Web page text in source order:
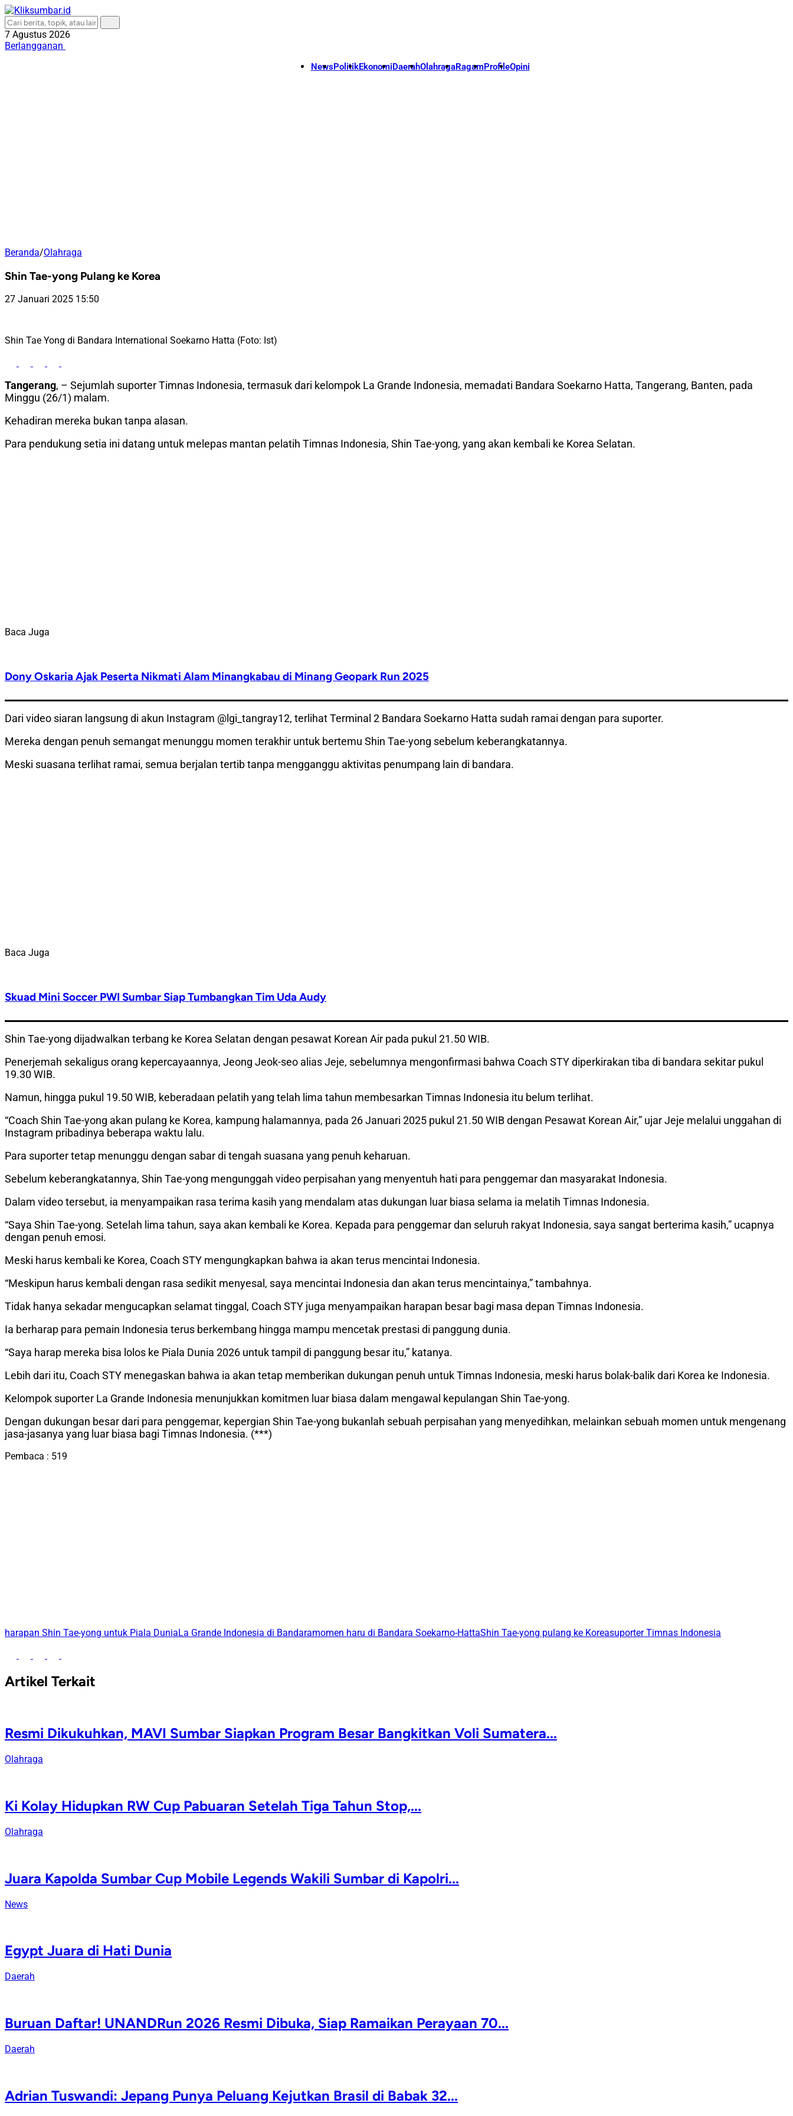
7 Agustus 2026
Berlangganan
NewsPolitikEkonomiDaerahOlahragaRagamProfileOpini
Beranda/Olahraga
Shin Tae-yong Pulang ke Korea
27 Januari 2025 15:50
Shin Tae Yong di Bandara International Soekarno Hatta (Foto: Ist)
Tangerang, – Sejumlah suporter Timnas Indonesia, termasuk dari kelompok La Grande Indonesia, memadati Bandara Soekarno Hatta, Tangerang, Banten, pada
Minggu (26/1) malam.
Kehadiran mereka bukan tanpa alasan.
Para pendukung setia ini datang untuk melepas mantan pelatih Timnas Indonesia, Shin Tae-yong, yang akan kembali ke Korea Selatan.
Baca Juga
Dony Oskaria Ajak Peserta Nikmati Alam Minangkabau di Minang Geopark Run 2025
Dari video siaran langsung di akun Instagram @lgi_tangray12, terlihat Terminal 2 Bandara Soekarno Hatta sudah ramai dengan para suporter.
Mereka dengan penuh semangat menunggu momen terakhir untuk bertemu Shin Tae-yong sebelum keberangkatannya.
Meski suasana terlihat ramai, semua berjalan tertib tanpa mengganggu aktivitas penumpang lain di bandara.
Baca Juga
Skuad Mini Soccer PWI Sumbar Siap Tumbangkan Tim Uda Audy
Shin Tae-yong dijadwalkan terbang ke Korea Selatan dengan pesawat Korean Air pada pukul 21.50 WIB.
Penerjemah sekaligus orang kepercayaannya, Jeong Jeok-seo alias Jeje, sebelumnya mengonfirmasi bahwa Coach STY diperkirakan tiba di bandara sekitar pukul
19.30 WIB.
Namun, hingga pukul 19.50 WIB, keberadaan pelatih yang telah lima tahun membesarkan Timnas Indonesia itu belum terlihat.
“Coach Shin Tae-yong akan pulang ke Korea, kampung halamannya, pada 26 Januari 2025 pukul 21.50 WIB dengan Pesawat Korean Air,” ujar Jeje melalui unggahan di
Instagram pribadinya beberapa waktu lalu.
Para suporter tetap menunggu dengan sabar di tengah suasana yang penuh keharuan.
Sebelum keberangkatannya, Shin Tae-yong mengunggah video perpisahan yang menyentuh hati para penggemar dan masyarakat Indonesia.
Dalam video tersebut, ia menyampaikan rasa terima kasih yang mendalam atas dukungan luar biasa selama ia melatih Timnas Indonesia.
“Saya Shin Tae-yong. Setelah lima tahun, saya akan kembali ke Korea. Kepada para penggemar dan seluruh rakyat Indonesia, saya sangat berterima kasih,” ucapnya
dengan penuh emosi.
Meski harus kembali ke Korea, Coach STY mengungkapkan bahwa ia akan terus mencintai Indonesia.
“Meskipun harus kembali dengan rasa sedikit menyesal, saya mencintai Indonesia dan akan terus mencintainya,” tambahnya.
Tidak hanya sekadar mengucapkan selamat tinggal, Coach STY juga menyampaikan harapan besar bagi masa depan Timnas Indonesia.
Ia berharap para pemain Indonesia terus berkembang hingga mampu mencetak prestasi di panggung dunia.
“Saya harap mereka bisa lolos ke Piala Dunia 2026 untuk tampil di panggung besar itu,” katanya.
Lebih dari itu, Coach STY menegaskan bahwa ia akan tetap memberikan dukungan penuh untuk Timnas Indonesia, meski harus bolak-balik dari Korea ke Indonesia.
Kelompok suporter La Grande Indonesia menunjukkan komitmen luar biasa dalam mengawal kepulangan Shin Tae-yong.
Dengan dukungan besar dari para penggemar, kepergian Shin Tae-yong bukanlah sebuah perpisahan yang menyedihkan, melainkan sebuah momen untuk mengenang
jasa-jasanya yang luar biasa bagi Timnas Indonesia. (***)
Pembaca : 519
harapan Shin Tae-yong untuk Piala DuniaLa Grande Indonesia di Bandaramomen haru di Bandara Soekarno-HattaShin Tae-yong pulang ke Koreasuporter Timnas Indonesia
Artikel Terkait
Resmi Dikukuhkan, MAVI Sumbar Siapkan Program Besar Bangkitkan Voli Sumatera...
Olahraga
Ki Kolay Hidupkan RW Cup Pabuaran Setelah Tiga Tahun Stop,...
Olahraga
Juara Kapolda Sumbar Cup Mobile Legends Wakili Sumbar di Kapolri...
News
Egypt Juara di Hati Dunia
Daerah
Buruan Daftar! UNANDRun 2026 Resmi Dibuka, Siap Ramaikan Perayaan 70...
Daerah
Adrian Tuswandi: Jepang Punya Peluang Kejutkan Brasil di Babak 32...